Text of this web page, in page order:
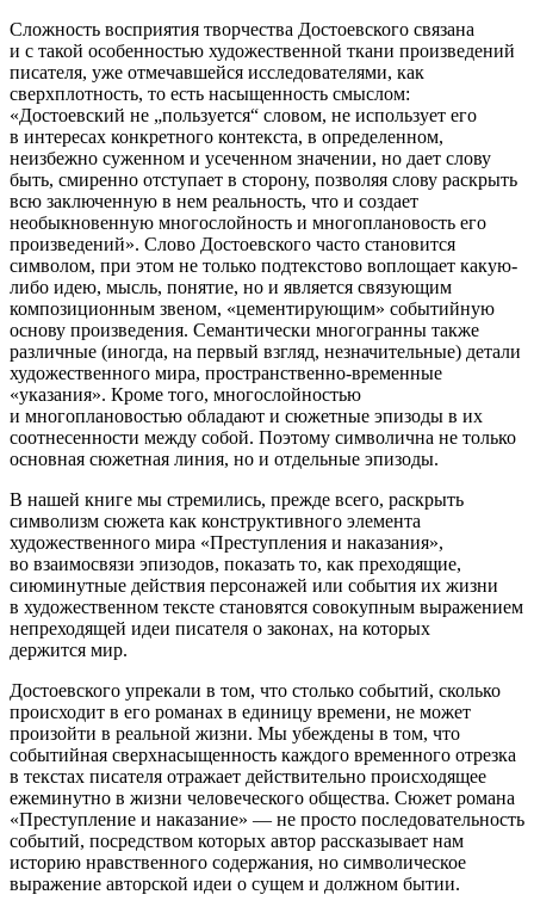
Сложность восприятия творчества Достоевского связана
и с такой особенностью художественной ткани произведений
писателя, уже отмечавшейся исследователями, как
сверхплотность, то есть насыщенность смыслом:
«Достоевский не „пользуется“ словом, не использует его
в интересах конкретного контекста, в определенном,
неизбежно суженном и усеченном значении, но дает слову
быть, смиренно отступает в сторону, позволяя слову раскрыть
всю заключенную в нем реальность, что и создает
необыкновенную многослойность и многоплановость его
произведений». Слово Достоевского часто становится
символом, при этом не только подтекстово воплощает какую-
либо идею, мысль, понятие, но и является связующим
композиционным звеном, «цементирующим» событийную
основу произведения. Семантически многогранны также
различные (иногда, на первый взгляд, незначительные) детали
художественного мира, пространственно-временные
«указания». Кроме того, многослойностью
и многоплановостью обладают и сюжетные эпизоды в их
соотнесенности между собой. Поэтому символична не только
основная сюжетная линия, но и отдельные эпизоды.
В нашей книге мы стремились, прежде всего, раскрыть
символизм сюжета как конструктивного элемента
художественного мира «Преступления и наказания»,
во взаимосвязи эпизодов, показать то, как преходящие,
сиюминутные действия персонажей или события их жизни
в художественном тексте становятся совокупным выражением
непреходящей идеи писателя о законах, на которых
держится мир.
Достоевского упрекали в том, что столько событий, сколько
происходит в его романах в единицу времени, не может
произойти в реальной жизни. Мы убеждены в том, что
событийная сверхнасыщенность каждого временного отрезка
в текстах писателя отражает действительно происходящее
ежеминутно в жизни человеческого общества. Сюжет романа
«Преступление и наказание» — не просто последовательность
событий, посредством которых автор рассказывает нам
историю нравственного содержания, но символическое
выражение авторской идеи о сущем и должном бытии.